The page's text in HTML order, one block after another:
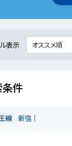
表示
件
線 新宿